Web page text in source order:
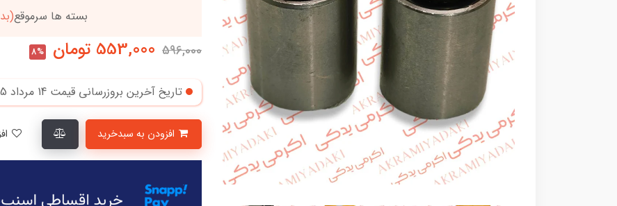
بسته ها سرموقع(بدون‌تاخیر) ارسال میگردد خریدتو به5میلیون
596,000
553,000 تومان 8%
تاریخ آخرین بروزرسانی قیمت 14 مرداد 1405